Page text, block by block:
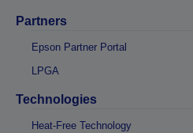
Partners
Epson Partner Portal
LPGA
Technologies
Heat-Free Technology